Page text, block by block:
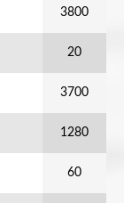
3800
20
3700
1280
60